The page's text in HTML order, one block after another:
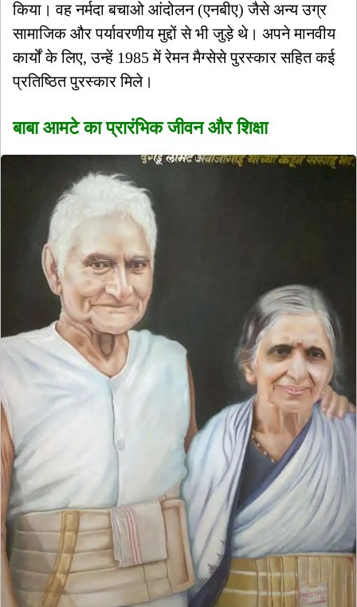
किया। वह नर्मदा बचाओ आंदोलन (एनबीए) जैसे अन्य उग्र
सामाजिक और पर्यावरणीय मुद्दों से भी जुड़े थे। अपने मानवीय
कार्यों के लिए, उन्हें 1985 में रेमन मैग्सेसे पुरस्कार सहित कई
प्रतिष्ठित पुरस्कार मिले।
बाबा आमटे का प्रारंभिक जीवन और शिक्षा